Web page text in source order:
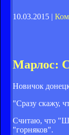
10.03.2015 |
Марлос:
Новичок
"Сразу скажу,
Считаю, что
"горняков".